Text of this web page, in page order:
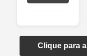
Clique para